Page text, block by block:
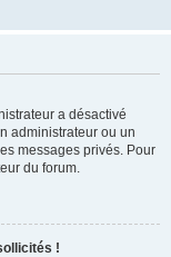
a désactivé
administrateur ou un
messages privés. Pour
du forum.
!